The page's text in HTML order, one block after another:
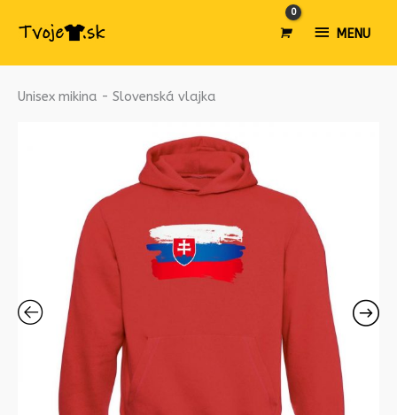
MENU
MENU
Unisex mikina - Slovenská vlajka